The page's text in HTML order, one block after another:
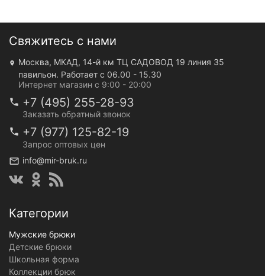
Свяжитесь с нами
Москва, МКАД, 14-й км ТЦ САДОВОД 19 линия 35
павильон. Работает с 06.00 - 15.30
Интернет магазин с 9:00 - 20:00
+7 (495) 255-28-93
Заказать обратный звонок
+7 (977) 125-82-19
Запрос оптовых цен
info@mir-bruk.ru
Категории
Мужские брюки
Детские брюки
Школьная форма
Коллекции брюк